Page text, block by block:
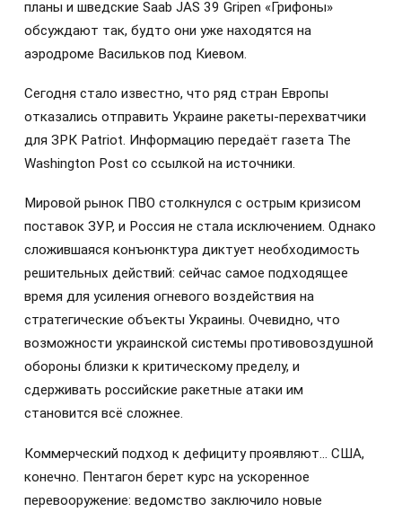
планы и шведские Saab JAS 39 Gripen «Грифоны»
обсуждают так, будто они уже находятся на
аэродроме Васильков под Киевом.
Сегодня стало известно, что ряд стран Европы
отказались отправить Украине ракеты-перехватчики
для ЗРК Patriot. Информацию передаёт газета The
Washington Post со ссылкой на источники.
Мировой рынок ПВО столкнулся с острым кризисом
поставок ЗУР, и Россия не стала исключением. Однако
сложившаяся конъюнктура диктует необходимость
решительных действий: сейчас самое подходящее
время для усиления огневого воздействия на
стратегические объекты Украины. Очевидно, что
возможности украинской системы противовоздушной
обороны близки к критическому пределу, и
сдерживать российские ракетные атаки им
становится всё сложнее.
Коммерческий подход к дефициту проявляют… США,
конечно. Пентагон берет курс на ускоренное
перевооружение: ведомство заключило новые